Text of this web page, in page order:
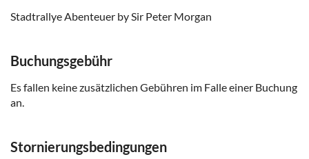
Die Schnitzeljagd empfiehlt sich für eine Gruppe von 5
bis 8 Personen
Stadtrallye Abenteuer by Sir Peter Morgan
Buchungsgebühr
Es fallen keine zusätzlichen Gebühren im Falle einer Buchung
an.
Stornierungsbedingungen